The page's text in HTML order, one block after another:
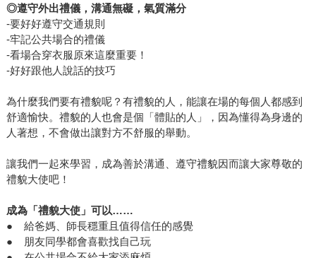
◎遵守外出禮儀，溝通無礙，氣質滿分
-要好好遵守交通規則
-牢記公共場合的禮儀
-看場合穿衣服原來這麼重要！
-好好跟他人說話的技巧
為什麼我們要有禮貌呢？有禮貌的人，能讓在場的每個人都感到
舒適愉快。禮貌的人也會是個「體貼的人」，因為懂得為身邊的
人著想，不會做出讓對方不舒服的舉動。
讓我們一起來學習，成為善於溝通、遵守禮貌因而讓大家尊敬的
禮貌大使吧！
成為「禮貌大使」可以……
● 給爸媽、師長穩重且值得信任的感覺
● 朋友同學都會喜歡找自己玩